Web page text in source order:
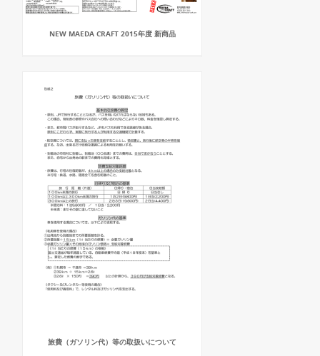
NEW MAEDA CRAFT 2015年度 新商品
旅費（ガソリン代）等の取扱いについて